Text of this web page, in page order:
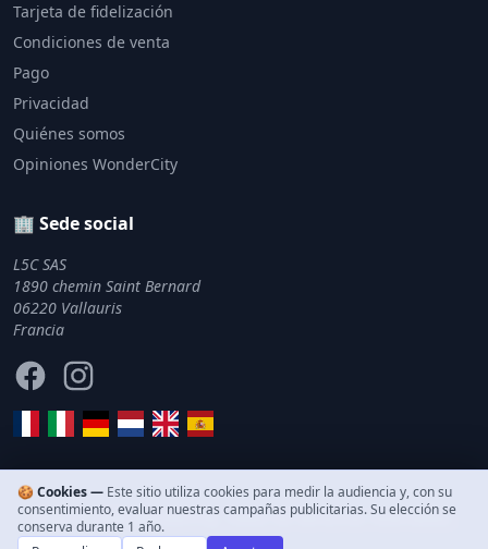
Tarjeta de fidelización
Condiciones de venta
Pago
Privacidad
Quiénes somos
Opiniones WonderCity
🏢 Sede social
L5C SAS
1890 chemin Saint Bernard
06220 Vallauris
Francia
FacebookInstagram
© 2011–2026 WonderCity. Todos los derechos reservados.
🍪 Cookies — Este sitio utiliza cookies para medir la audiencia y, con su
consentimiento, evaluar nuestras campañas publicitarias. Su elección se
conserva durante 1 año.